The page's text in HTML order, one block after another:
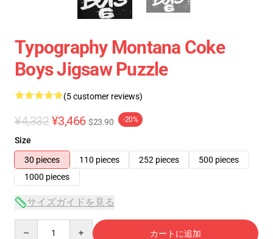
Typography Montana Coke
Boys Jigsaw Puzzle
(5 customer reviews)
¥4,332 ¥3,466 $23.90 -20%
Size
30 pieces
110 pieces 252 pieces
500 pieces
1000 pieces
サイズガイドを見る
カートに追加